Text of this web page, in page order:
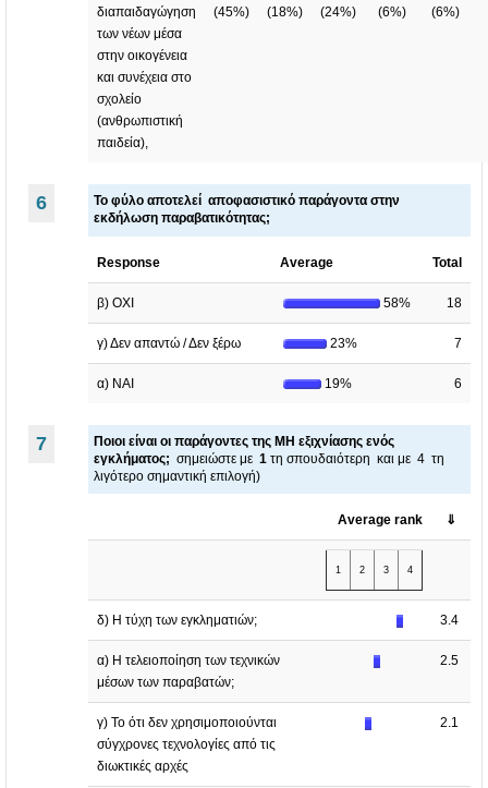
διαπαιδαγώγηση
των νέων μέσα
στην οικογένεια
και συνέχεια στο
σχολείο
(ανθρωπιστική
παιδεία),
(45%)
(18%)
(24%)
(6%)
(6%)
6 Το φύλο αποτελεί αποφασιστικό παράγοντα στην
εκδήλωση παραβατικότητας;
Response Average Total
β) ΟΧΙ 58% 18
γ) Δεν απαντώ / Δεν ξέρω 23% 7
α) ΝΑΙ 19% 6
7
Ποιοι είναι οι παράγοντες της ΜΗ εξιχνίασης ενός
εγκλήματος; σημειώστε με 1 τη σπουδαιότερη και με 4 τη
λιγότερο σημαντική επιλογή)
Average rank ⇓
1 2 3 4
δ) Η τύχη των εγκληματιών; 3.4
α) Η τελειοποίηση των τεχνικών
μέσων των παραβατών;
2.5
γ) Το ότι δεν χρησιμοποιούνται
σύγχρονες τεχνολογίες από τις
διωκτικές αρχές
2.1